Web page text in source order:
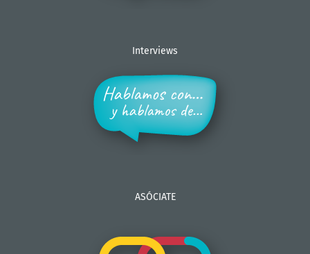
Interviews
ASÓCIATE